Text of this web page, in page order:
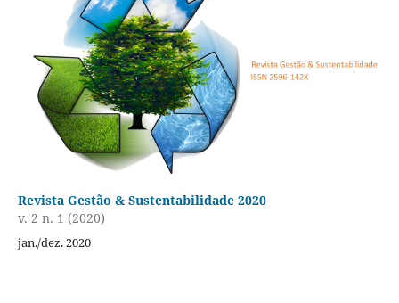
Revista Gestão & Sustentabilidade 2020
v. 2 n. 1 (2020)
jan./dez. 2020